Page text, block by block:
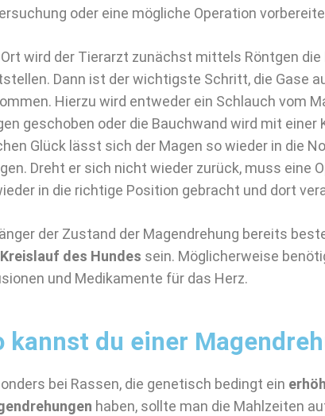
oder eine mögliche Operation
wird der Tierarzt zunächst mittels Röntgen die
Dann ist der wichtigste Schritt, die Gase
Hierzu wird entweder ein Schlauch vom
geschoben oder die Bauchwand wird mit einer
Glück lässt sich der Magen so wieder in die
Dreht er sich nicht wieder zurück, muss eine
in die richtige Position gebracht und dort
der Zustand der Magendrehung bereits
Kreislauf des Hundes sein. Möglicherweise
und Medikamente für das Herz.
kannst du einer
bei Rassen, die genetisch bedingt ein
haben, sollte man die Mahlzeiten